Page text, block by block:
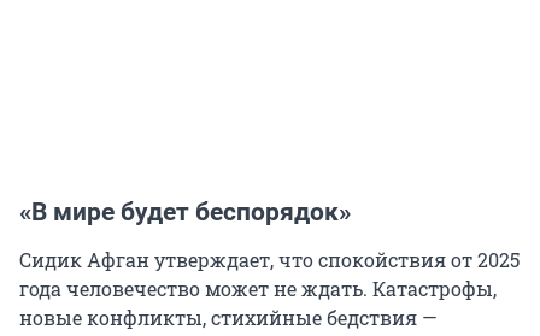
«В мире будет беспорядок»
Сидик Афган утверждает, что спокойствия от 2025
года человечество может не ждать. Катастрофы,
новые конфликты, стихийные бедствия —